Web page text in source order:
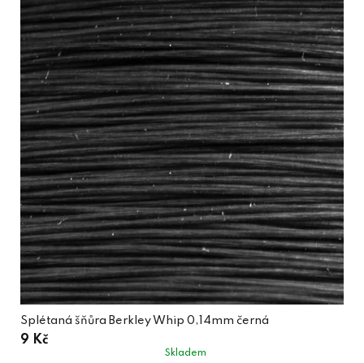
Splétaná šňůra Berkley Whip 0,14mm černá
9 Kč
Skladem